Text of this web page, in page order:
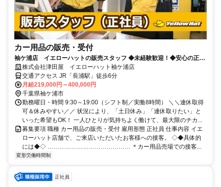
カー用品の販売・受付
袖ケ浦店 イエローハットの販売スタッフ ◆未経験歓迎！◆安心の正社
員！ ◆車好きにピッタリな仕事
株式会社津田屋 イエローハット袖ケ浦店
交通アクセス JR「長浦駅」徒歩6分
月給219,000円～400,000円
千葉県袖ケ浦市
勤務曜日・時間 9:30～19:00（シフト制／実働8時間） ＼＼連休取得
可＆休みやすい／／ 状況により、「土日休み」「連休取りたい」と
いった希望もOK！ 一人ひとりが気持ちよく働けて、最大限のチカ...
募集要項 職種 カー用品の販売・受付 雇用形態 正社員 仕事内容 イエ
ローハット店舗で、ご来店いただいたお客様への接客。 ◇◆具体的
には◆◇ …………………………………… ＊カー用品売場での接客...
変形労働時間制
正社員